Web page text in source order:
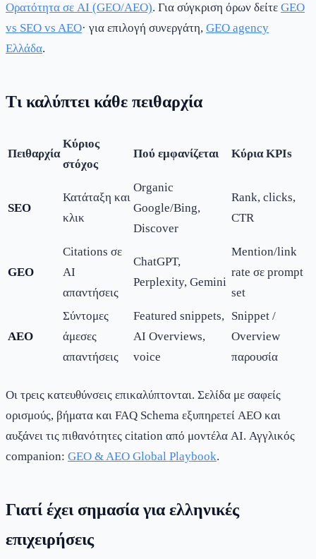
Ορατότητα σε AI (GEO/AEO). Για σύγκριση όρων δείτε GEO
vs SEO vs AEO· για επιλογή συνεργάτη, GEO agency
Ελλάδα.
Τι καλύπτει κάθε πειθαρχία
Πειθαρχία
Κύριος
στόχος
Πού εμφανίζεται Κύρια KPIs
SEO
Κατάταξη και
κλικ
Organic
Google/Bing,
Discover
Rank, clicks,
CTR
GEO
Citations σε
AI
απαντήσεις
ChatGPT,
Perplexity, Gemini
Mention/link
rate σε prompt
set
AEO
Σύντομες
άμεσες
απαντήσεις
Featured snippets,
AI Overviews,
voice
Snippet /
Overview
παρουσία
Οι τρεις κατευθύνσεις επικαλύπτονται. Σελίδα με σαφείς
ορισμούς, βήματα και FAQ Schema εξυπηρετεί AEO και
αυξάνει τις πιθανότητες citation από μοντέλα AI. Αγγλικός
companion: GEO & AEO Global Playbook.
Γιατί έχει σημασία για ελληνικές
επιχειρήσεις